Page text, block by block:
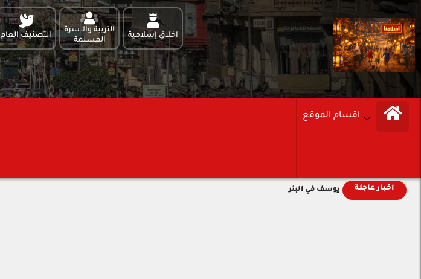
اخلاق إسلامية
التربية والاسرة
المسلمة
التصنيف العام
اقسام الموقع
اخبار عاجلة يوسف في البئر